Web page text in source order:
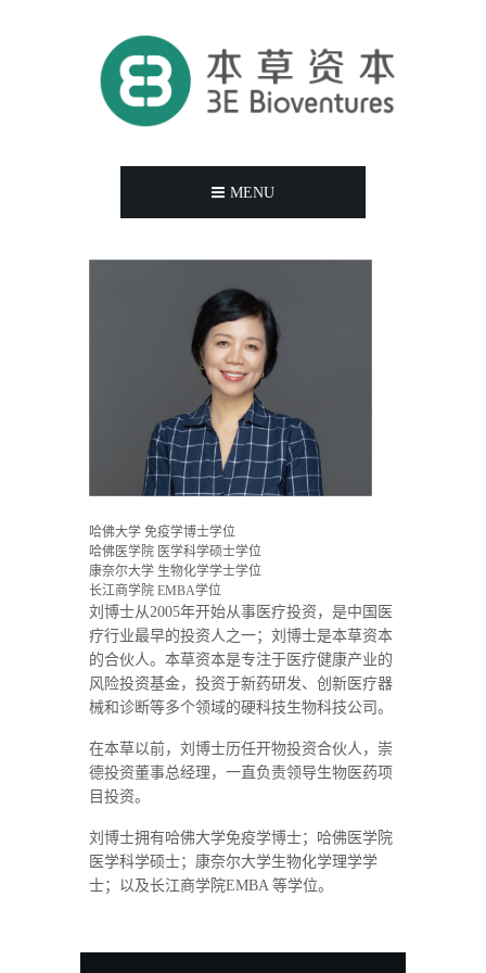
MENU
哈佛大学 免疫学博士学位
哈佛医学院 医学科学硕士学位
康奈尔大学 生物化学学士学位
长江商学院 EMBA学位
刘博士从2005年开始从事医疗投资，是中国医
疗行业最早的投资人之一；刘博士是本草资本
的合伙人。本草资本是专注于医疗健康产业的
风险投资基金，投资于新药研发、创新医疗器
械和诊断等多个领域的硬科技生物科技公司。
在本草以前，刘博士历任开物投资合伙人，崇
德投资董事总经理，一直负责领导生物医药项
目投资。
刘博士拥有哈佛大学免疫学博士；哈佛医学院
医学科学硕士；康奈尔大学生物化学理学学
士；以及长江商学院EMBA 等学位。